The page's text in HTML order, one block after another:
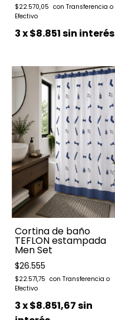
$22.570,05
3x$8.851sin interés
Cortina de baño
TEFLON estampada
Men Set
$26.555
$22.571,75
3x$8.851,67sin